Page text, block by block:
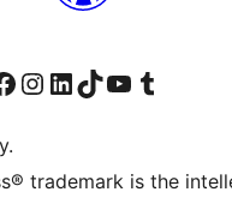
Mastodon
account Threads
la nostra pagina Facebook
Visita il nostro account Instagram
Visita il nostro account LinkedIn
Visita il nostro account TikTok
Visita il nostro canale YouTube
Visita il nostro account Tumblr
trademark is the